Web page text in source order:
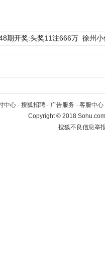
期开奖:头奖11注666万 徐州
中心 - 搜狐招聘 - 广告服务 - 客服中心
Copyright©2018
搜狐不良信息举